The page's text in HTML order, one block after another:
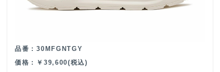
品番：30MFGNTGY
価格：￥39,600(税込)